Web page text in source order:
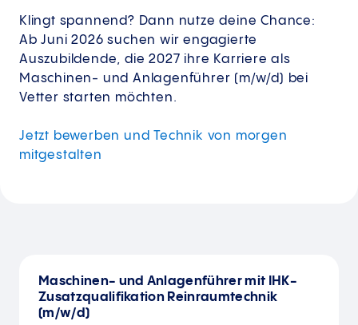
Klingt spannend? Dann nutze deine Chance:
Ab Juni 2026 suchen wir engagierte
Auszubildende, die 2027 ihre Karriere als
Maschinen- und Anlagenführer (m/w/d) bei
Vetter starten möchten.
Jetzt bewerben und Technik von morgen
mitgestalten
Maschinen- und Anlagenführer mit IHK-
Zusatzqualifikation Reinraumtechnik
(m/w/d)